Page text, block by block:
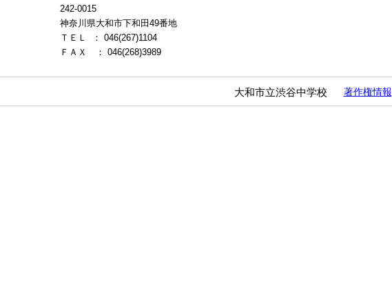
242-0015
神奈川県大和市下和田49番地
ＴＥＬ ： 046(267)1104
ＦＡＸ ： 046(268)3989
大和市立渋谷中学校 著作権情報